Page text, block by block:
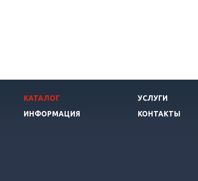
КАТАЛОГ УСЛУГИ
ИНФОРМАЦИЯ
КОНТАКТЫ